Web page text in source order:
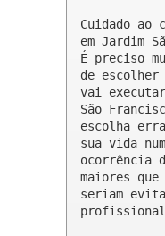
Cuidado ao
em Jardim
É preciso
de
vai
São
escolha
sua vida
ocorrência
maiores
seriam